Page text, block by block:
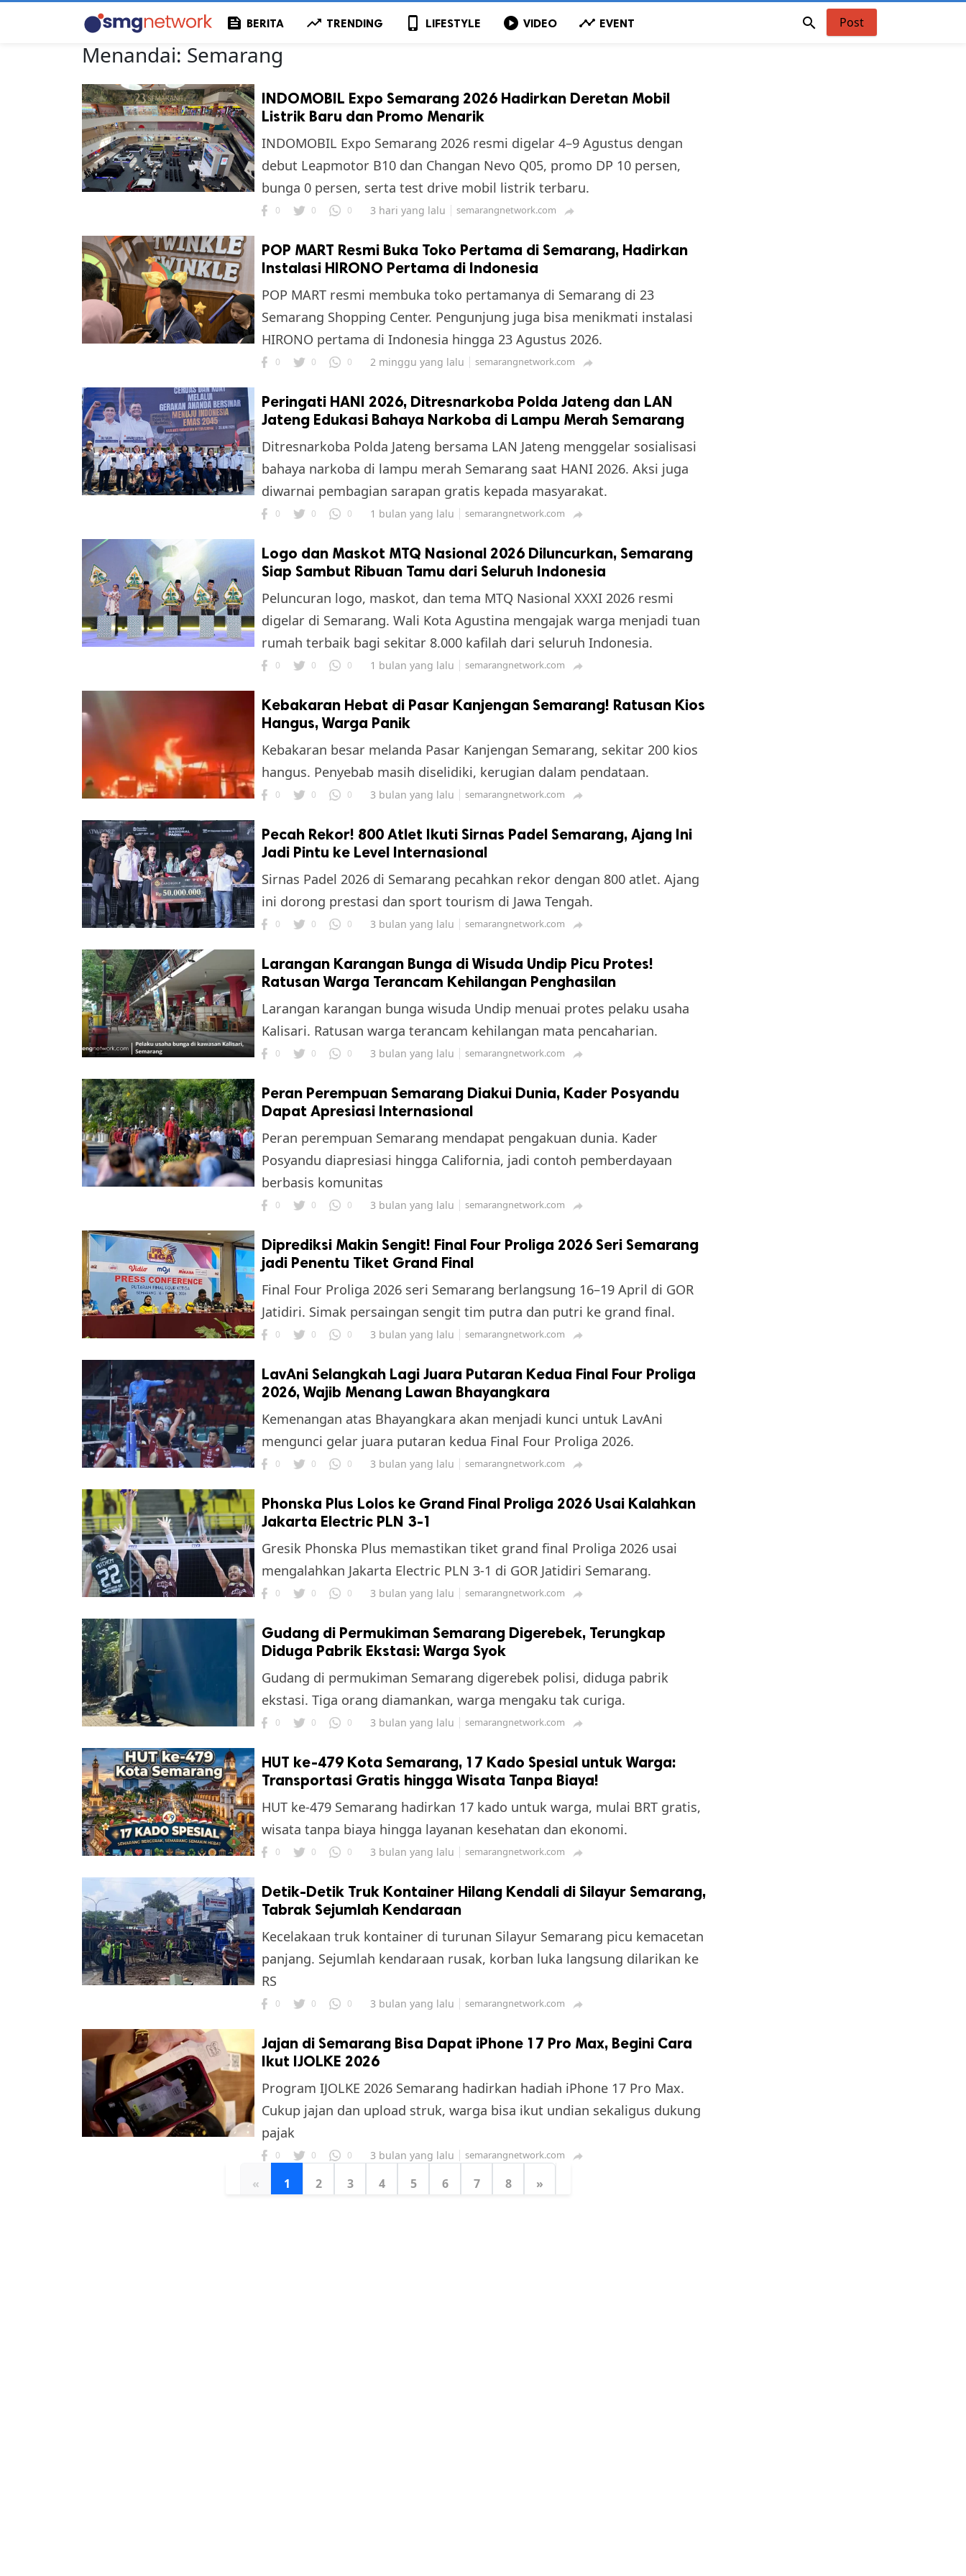
feed BERITA trending_up TRENDING phone_iphone LIFESTYLE play_circle VIDEO timeline EVENT  Post
Menandai: Semarang
INDOMOBIL Expo Semarang 2026 Hadirkan Deretan Mobil
Listrik Baru dan Promo Menarik
INDOMOBIL Expo Semarang 2026 resmi digelar 4–9 Agustus dengan
debut Leapmotor B10 dan Changan Nevo Q05, promo DP 10 persen,
bunga 0 persen, serta test drive mobil listrik terbaru.
0 0 0 3 hari yang lalu semarangnetwork.com 
POP MART Resmi Buka Toko Pertama di Semarang, Hadirkan
Instalasi HIRONO Pertama di Indonesia
POP MART resmi membuka toko pertamanya di Semarang di 23
Semarang Shopping Center. Pengunjung juga bisa menikmati instalasi
HIRONO pertama di Indonesia hingga 23 Agustus 2026.
0 0 0 2 minggu yang lalu semarangnetwork.com 
Peringati HANI 2026, Ditresnarkoba Polda Jateng dan LAN
Jateng Edukasi Bahaya Narkoba di Lampu Merah Semarang
Ditresnarkoba Polda Jateng bersama LAN Jateng menggelar sosialisasi
bahaya narkoba di lampu merah Semarang saat HANI 2026. Aksi juga
diwarnai pembagian sarapan gratis kepada masyarakat.
0 0 0 1 bulan yang lalu semarangnetwork.com 
Logo dan Maskot MTQ Nasional 2026 Diluncurkan, Semarang
Siap Sambut Ribuan Tamu dari Seluruh Indonesia
Peluncuran logo, maskot, dan tema MTQ Nasional XXXI 2026 resmi
digelar di Semarang. Wali Kota Agustina mengajak warga menjadi tuan
rumah terbaik bagi sekitar 8.000 kafilah dari seluruh Indonesia.
0 0 0 1 bulan yang lalu semarangnetwork.com 
Kebakaran Hebat di Pasar Kanjengan Semarang! Ratusan Kios
Hangus, Warga Panik
Kebakaran besar melanda Pasar Kanjengan Semarang, sekitar 200 kios
hangus. Penyebab masih diselidiki, kerugian dalam pendataan.
0 0 0 3 bulan yang lalu semarangnetwork.com 
Pecah Rekor! 800 Atlet Ikuti Sirnas Padel Semarang, Ajang Ini
Jadi Pintu ke Level Internasional
Sirnas Padel 2026 di Semarang pecahkan rekor dengan 800 atlet. Ajang
ini dorong prestasi dan sport tourism di Jawa Tengah.
0 0 0 3 bulan yang lalu semarangnetwork.com 
Larangan Karangan Bunga di Wisuda Undip Picu Protes!
Ratusan Warga Terancam Kehilangan Penghasilan
Larangan karangan bunga wisuda Undip menuai protes pelaku usaha
Kalisari. Ratusan warga terancam kehilangan mata pencaharian.
0 0 0 3 bulan yang lalu semarangnetwork.com 
Peran Perempuan Semarang Diakui Dunia, Kader Posyandu
Dapat Apresiasi Internasional
Peran perempuan Semarang mendapat pengakuan dunia. Kader
Posyandu diapresiasi hingga California, jadi contoh pemberdayaan
berbasis komunitas
0 0 0 3 bulan yang lalu semarangnetwork.com 
Diprediksi Makin Sengit! Final Four Proliga 2026 Seri Semarang
jadi Penentu Tiket Grand Final
Final Four Proliga 2026 seri Semarang berlangsung 16–19 April di GOR
Jatidiri. Simak persaingan sengit tim putra dan putri ke grand final.
0 0 0 3 bulan yang lalu semarangnetwork.com 
LavAni Selangkah Lagi Juara Putaran Kedua Final Four Proliga
2026, Wajib Menang Lawan Bhayangkara
Kemenangan atas Bhayangkara akan menjadi kunci untuk LavAni
mengunci gelar juara putaran kedua Final Four Proliga 2026.
0 0 0 3 bulan yang lalu semarangnetwork.com 
Phonska Plus Lolos ke Grand Final Proliga 2026 Usai Kalahkan
Jakarta Electric PLN 3-1
Gresik Phonska Plus memastikan tiket grand final Proliga 2026 usai
mengalahkan Jakarta Electric PLN 3-1 di GOR Jatidiri Semarang.
0 0 0 3 bulan yang lalu semarangnetwork.com 
Gudang di Permukiman Semarang Digerebek, Terungkap
Diduga Pabrik Ekstasi: Warga Syok
Gudang di permukiman Semarang digerebek polisi, diduga pabrik
ekstasi. Tiga orang diamankan, warga mengaku tak curiga.
0 0 0 3 bulan yang lalu semarangnetwork.com 
HUT ke-479 Kota Semarang, 17 Kado Spesial untuk Warga:
Transportasi Gratis hingga Wisata Tanpa Biaya!
HUT ke-479 Semarang hadirkan 17 kado untuk warga, mulai BRT gratis,
wisata tanpa biaya hingga layanan kesehatan dan ekonomi.
0 0 0 3 bulan yang lalu semarangnetwork.com 
Detik-Detik Truk Kontainer Hilang Kendali di Silayur Semarang,
Tabrak Sejumlah Kendaraan
Kecelakaan truk kontainer di turunan Silayur Semarang picu kemacetan
panjang. Sejumlah kendaraan rusak, korban luka langsung dilarikan ke
RS
0 0 0 3 bulan yang lalu semarangnetwork.com 
Jajan di Semarang Bisa Dapat iPhone 17 Pro Max, Begini Cara
Ikut IJOLKE 2026
Program IJOLKE 2026 Semarang hadirkan hadiah iPhone 17 Pro Max.
Cukup jajan dan upload struk, warga bisa ikut undian sekaligus dukung
pajak
0 0 0 3 bulan yang lalu semarangnetwork.com 
« 1 2 3 4 5 6 7 8 »